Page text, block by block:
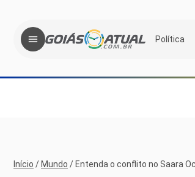
Política
Início / Mundo / Entenda o conflito no Saara